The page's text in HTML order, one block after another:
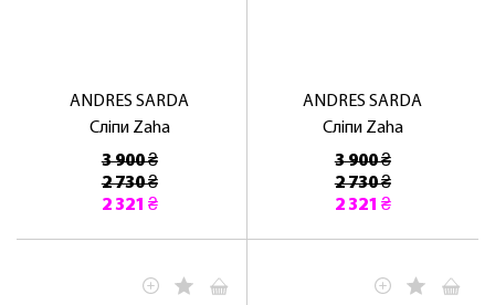
ANDRES SARDA
Сліпи Zaha
3 900 ₴
2 730 ₴
2 321 ₴
ANDRES SARDA
Сліпи Zaha
3 900 ₴
2 730 ₴
2 321 ₴